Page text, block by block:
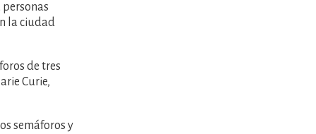
la ciudad
de tres
Curie,
semáforos y